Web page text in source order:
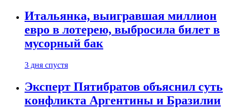
Итальянка, выигравшая миллион
евро в лотерею, выбросила билет в
мусорный бак
3 дня спустя
Эксперт Пятибратов объяснил суть
конфликта Аргентины и Бразилии